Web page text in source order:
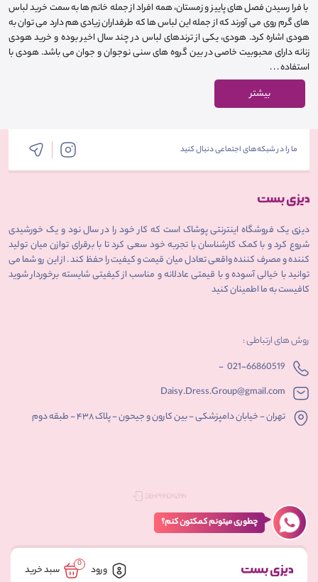
ورود 0 سبد خرید
با فرا رسیدن فصل های پاییز و زمستان، همه افراد از جمله خانم ها به سمت خرید لباس
های گرم روی می آورند که از جمله این لباس ها که طرفداران زیادی هم دارد می توان به
هودی اشاره کرد. هودی، یکی از ترندهای لباس در چند سال اخیر بوده و خرید هودی
زنانه دارای محبوبیت خاصی در بین گروه های سنی نوجوان و جوان می باشد. هودی با
استفاده . . .
بیشتر
ما را در شبکه‌های اجتماعی دنبال کنید
دیزی یک فروشگاه اینترنتی پوشاک است که کار خود را در سال نود و یک خورشیدی
شروع کرد و با کمک کارشناسان با تجربه خود سعی کرد تا با برقرای توازن میان تولید
کننده و مصرف کننده واقعی تعادل میان قیمت و کیفیت را حفظ کند . از این رو شما می
توانید با خیالی آسوده و با قیمتی عادلانه و مناسب از کیفیتی شایسته برخوردار شوید
کافیست به ما اطمینان کنید
روش های ارتباطی :
021-66860519
-
Daisy.Dress.Group@gmail.com
تهران - خیابان دامپزشکی - بین کارون و جیحون - پلاک ۴۳۸ - طبقه دوم
چطوری میتونم کمکتون کنم؟